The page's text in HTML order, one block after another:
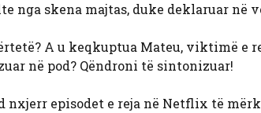
nga skena majtas, duke deklaruar në
A u keqkuptua Mateu, viktimë e
në pod? Qëndroni të sintonizuar!
nxjerr episodet e reja në Netflix të